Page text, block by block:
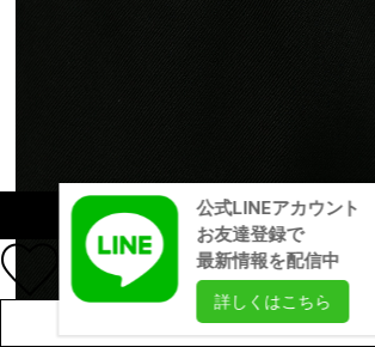
カラー・サイズを選択する
店舗在庫を見る
公式LINEアカウント
お友達登録で
最新情報を配信中
詳しくはこちら